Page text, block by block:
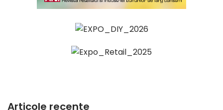
Articole recente